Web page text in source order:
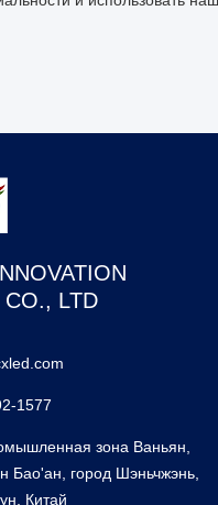
LTD
1577
зона Ваньян,
Бао'ан, город Шэньчжэнь,
Китай